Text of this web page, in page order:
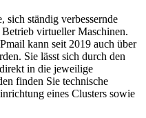
ständig verbessernde
virtueller Maschinen.
kann seit 2019 auch über
Sie lässt sich durch den
in die jeweilige
finden Sie technische
eines Clusters sowie